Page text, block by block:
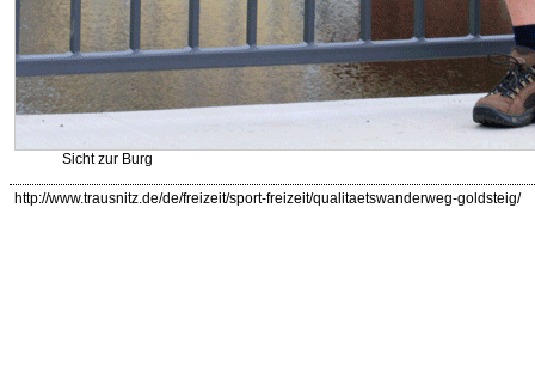
Sicht zur Burg
http://www.trausnitz.de/de/freizeit/sport-freizeit/qualitaetswanderweg-goldsteig/